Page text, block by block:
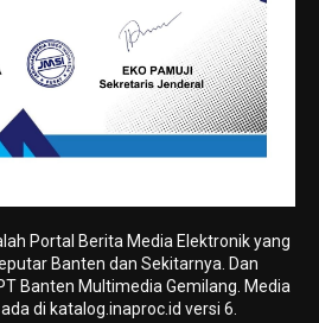
Portal Berita Media Elektronik yang
Banten dan Sekitarnya. Dan
Banten Multimedia Gemilang. Media
di katalog.inaproc.id versi 6.